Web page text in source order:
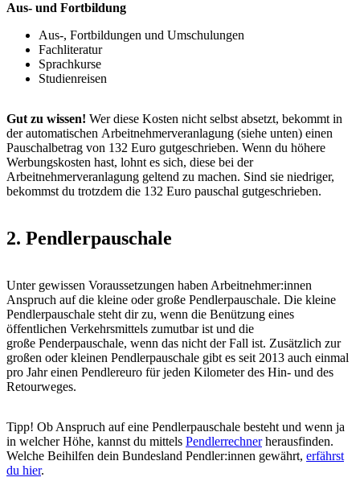
Aus- und Fortbildung
Aus-, Fortbildungen und Umschulungen
Fachliteratur
Sprachkurse
Studienreisen
Gut zu wissen! Wer diese Kosten nicht selbst absetzt, bekommt in
der automatischen Arbeitnehmerveranlagung (siehe unten) einen
Pauschalbetrag von 132 Euro gutgeschrieben. Wenn du höhere
Werbungskosten hast, lohnt es sich, diese bei der
Arbeitnehmerveranlagung geltend zu machen. Sind sie niedriger,
bekommst du trotzdem die 132 Euro pauschal gutgeschrieben.
2. Pendlerpauschale
Unter gewissen Voraussetzungen haben Arbeitnehmer:innen
Anspruch auf die kleine oder große Pendlerpauschale. Die kleine
Pendlerpauschale steht dir zu, wenn die Benützung eines
öffentlichen Verkehrsmittels zumutbar ist und die
große Penderpauschale, wenn das nicht der Fall ist. Zusätzlich zur
großen oder kleinen Pendlerpauschale gibt es seit 2013 auch einmal
pro Jahr einen Pendlereuro für jeden Kilometer des Hin- und des
Retourweges.
Tipp! Ob Anspruch auf eine Pendlerpauschale besteht und wenn ja
in welcher Höhe, kannst du mittels Pendlerrechnerherausfinden.
Welche Beihilfen dein Bundesland Pendler:innen gewährt, erfährst
du hier.